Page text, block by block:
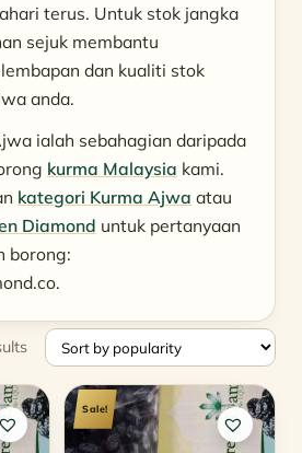
terus. Untuk stok jangka
sejuk membantu
dan kualiti stok
anda.
ialah sebahagian daripada
kurma Malaysia kami.
kategori Kurma Ajwa atau
Diamond untuk pertanyaan
borong:
.
Sorted
popularity
Sale!